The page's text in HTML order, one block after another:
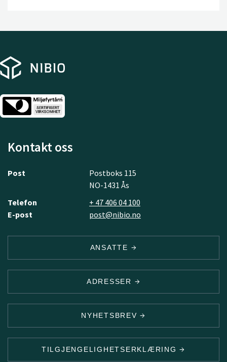
Kontakt oss
Post
Postboks 115
NO-1431 Ås
Telefon
+ 47 406 04 100
E-post
post@nibio.no
ANSATTE
ADRESSER
NYHETSBREV
TILGJENGELIGHETSERKLÆRING